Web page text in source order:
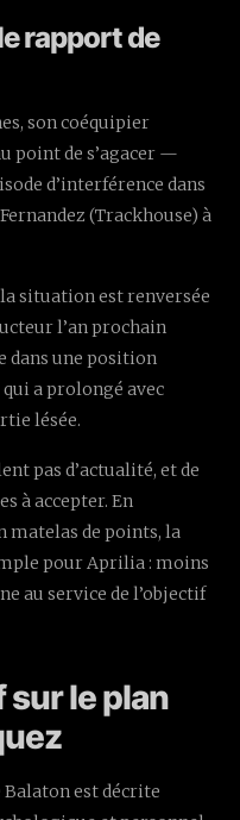
rapport de
son coéquipier
point de s’agacer —
d’interférence dans
(Trackhouse) à
situation est renversée
l’an prochain
dans une position
a prolongé avec
lésée.
pas d’actualité, et de
à accepter. En
matelas de points, la
pour Aprilia : moins
au service de l’objectif
le plan
est décrite